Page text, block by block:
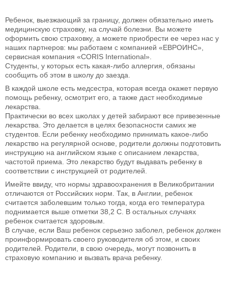
Ребенок, выезжающий за границу, должен обязательно иметь
медицинскую страховку, на случай болезни. Вы можете
оформить свою страховку, а можете приобрести ее через нас у
наших партнеров: мы работаем с компанией «ЕВРОИНС»,
сервисная компания «CORIS International».
Студенты, у которых есть какая-либо аллергия, обязаны
сообщить об этом в школу до заезда.
В каждой школе есть медсестра, которая всегда окажет первую
помощь ребенку, осмотрит его, а также даст необходимые
лекарства.
Практически во всех школах у детей забирают все привезенные
лекарства. Это делается в целях безопасности самих же
студентов. Если ребенку необходимо принимать какое-либо
лекарство на регулярной основе, родители должны подготовить
инструкцию на английском языке с описанием лекарства,
частотой приема. Это лекарство будут выдавать ребенку в
соответствии с инструкцией от родителей.
Имейте ввиду, что нормы здравоохранения в Великобритании
отличаются от Российских норм. Так, в Англии, ребенок
считается заболевшим только тогда, когда его температура
поднимается выше отметки 38,2 С. В остальных случаях
ребенок считается здоровым.
В случае, если Ваш ребенок серьезно заболел, ребенок должен
проинформировать своего руководителя об этом, и своих
родителей. Родители, в свою очередь, могут позвонить в
страховую компанию и вызвать врача ребенку.